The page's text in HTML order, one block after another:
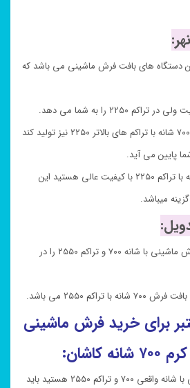
دستگاه های بافت فرش ماشینی می باشد که
این دستگاه می تواند فرش ۷۰۰ شانه با تراکم های بالاتر ۲۲۵۰ نیز تولید کند
پایین می آید.
ولی اگر دنبال فرش ۷۰۰ شانه با تراکم ۲۲۵۰ با کیفیت عالی هستید این
میباشد.
این دستگاه دقیقا کیفیت فرش ماشینی با شانه ۷۰۰ و تراکم ۲۵۵۰ را در
۲۵۵۰ می باشد.
برای خرید فرش ماشینی
اگر شما بدنبال فرش ماشینی با شانه واقعی ۷۰۰ و تراکم ۲۵۵۰ هستید باید